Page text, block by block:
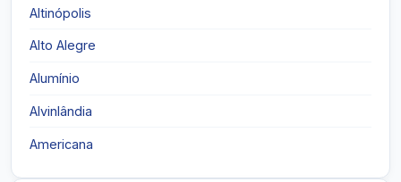
Altinópolis
Alto Alegre
Alumínio
Alvinlândia
Americana